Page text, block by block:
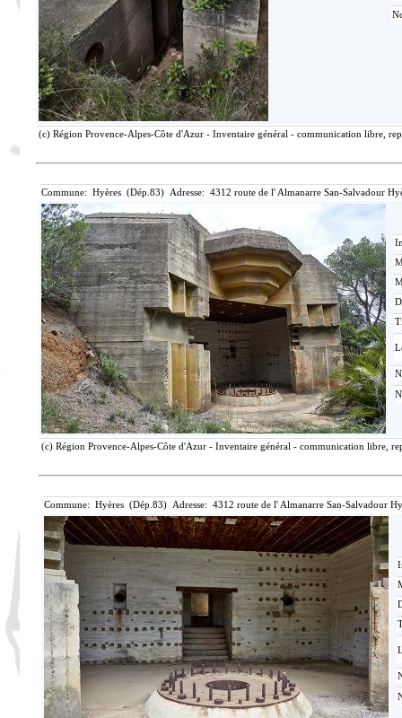
(c) Région Provence-Alpes-Côte d'Azur - Inventaire général - communication libre,
Commune: Hyères (Dép.83) Adresse: 4312 route de l' Almanarre San-Salvadour
(c) Région Provence-Alpes-Côte d'Azur - Inventaire général - communication libre,
Commune: Hyères (Dép.83) Adresse: 4312 route de l' Almanarre San-Salvadour